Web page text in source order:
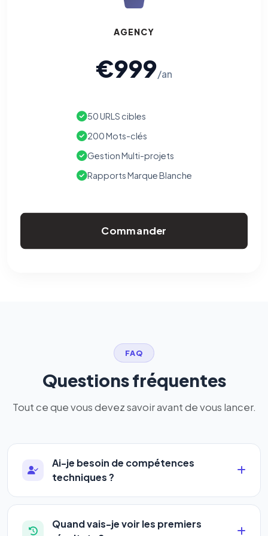
AGENCY
€999/an
50 URLS cibles
200 Mots-clés
Gestion Multi-projets
Rapports Marque Blanche
Commander
FAQ
Questions fréquentes
Tout ce que vous devez savoir avant de vous lancer.
Ai-je besoin de compétences
techniques ?
Absolument pas. Notre logiciel a été conçu pour
être accessible àtous les profils: artisans,
Quand vais-je voir les premiers